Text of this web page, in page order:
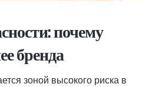
почему
бренда
зоной высокого риска в